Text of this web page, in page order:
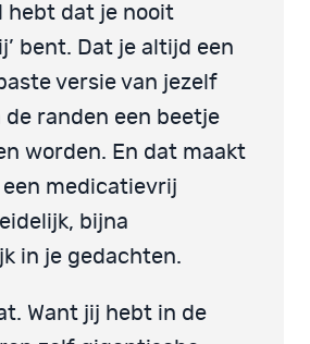
hebt dat je nooit
bent. Dat je altijd een
versie van jezelf
de randen een beetje
worden. En dat maakt
een medicatievrij
bijna
in je gedachten.
Want jij hebt in de